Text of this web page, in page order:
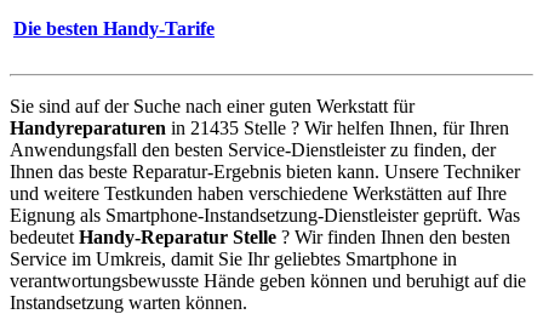
Die besten Handy-Tarife
Sie sind auf der Suche nach einer guten Werkstatt für
Handyreparaturen in 21435 Stelle ? Wir helfen Ihnen, für Ihren
Anwendungsfall den besten Service-Dienstleister zu finden, der
Ihnen das beste Reparatur-Ergebnis bieten kann. Unsere Techniker
und weitere Testkunden haben verschiedene Werkstätten auf Ihre
Eignung als Smartphone-Instandsetzung-Dienstleister geprüft. Was
bedeutet Handy-Reparatur Stelle ? Wir finden Ihnen den besten
Service im Umkreis, damit Sie Ihr geliebtes Smartphone in
verantwortungsbewusste Hände geben können und beruhigt auf die
Instandsetzung warten können.